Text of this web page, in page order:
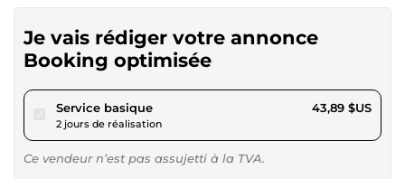
Je vais rédiger votre annonce
Booking optimisée
Service basiquepour 40,45 $US
2 jours de réalisation
43,89 $US
Ce vendeur n’est pas assujetti à la TVA.